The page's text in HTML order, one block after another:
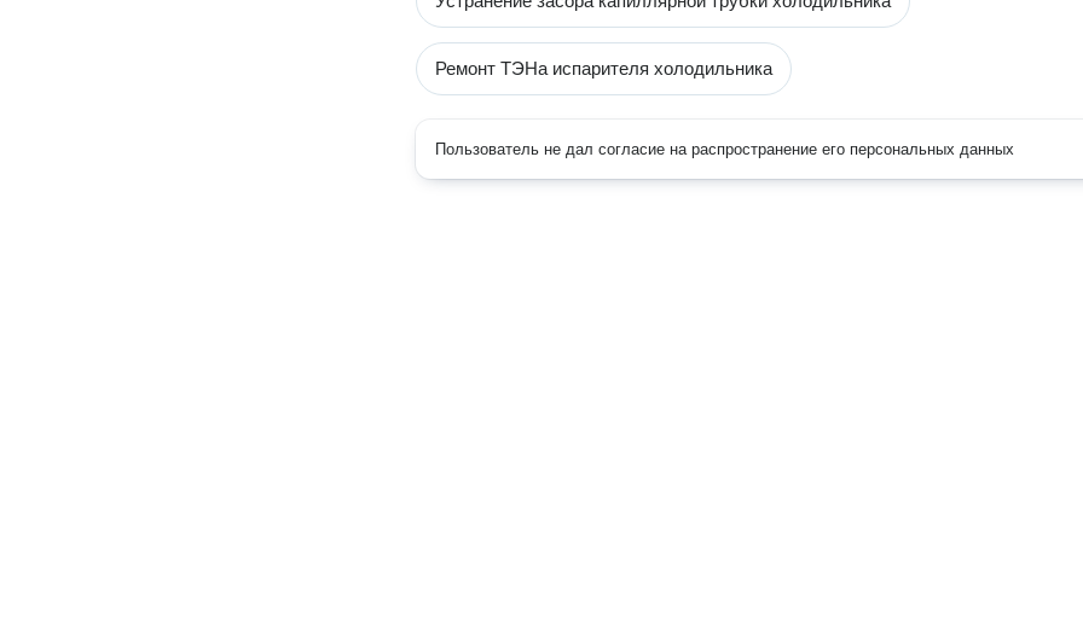
Ремонт ТЭНа испарителя холодильника
Пользователь не дал согласие на распространение его персональных данных